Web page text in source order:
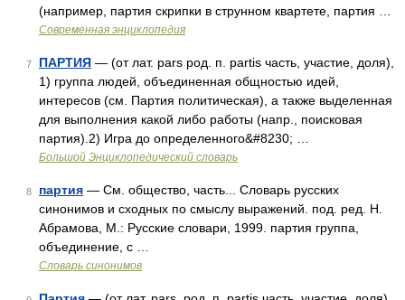
(например, партия скрипки в струнном квартете, партия …
Современная энциклопедия
7 ПАРТИЯ — (от лат. pars род. п. partis часть, участие, доля),
1) группа людей, объединенная общностью идей,
интересов (см. Партия политическая), а также выделенная
для выполнения какой либо работы (напр., поисковая
партия).2) Игра до определенного&#8230; …
Большой Энциклопедический словарь
8 партия — См. общество, часть... Словарь русских
синонимов и сходных по смыслу выражений. под. ред. Н.
Абрамова, М.: Русские словари, 1999. партия группа,
объединение, с …
Словарь синонимов